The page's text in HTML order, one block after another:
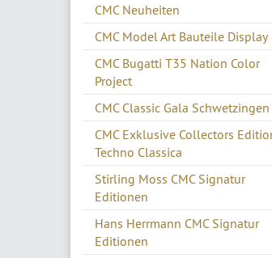
CMC Neuheiten
CMC Model Art Bauteile Display
CMC Bugatti T35 Nation Color
Project
CMC Classic Gala Schwetzingen
CMC Exklusive Collectors
Techno Classica
Stirling Moss CMC Signatur
Editionen
Hans Herrmann CMC Signatur
Editionen